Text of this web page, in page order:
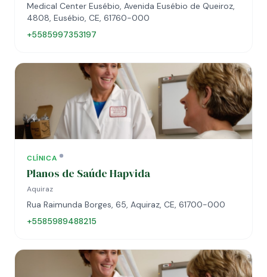
Medical Center Eusébio, Avenida Eusébio de Queiroz,
4808, Eusébio, CE, 61760-000
+5585997353197
CLÍNICA
Planos de Saúde Hapvida
Aquiraz
Rua Raimunda Borges, 65, Aquiraz, CE, 61700-000
+5585989488215